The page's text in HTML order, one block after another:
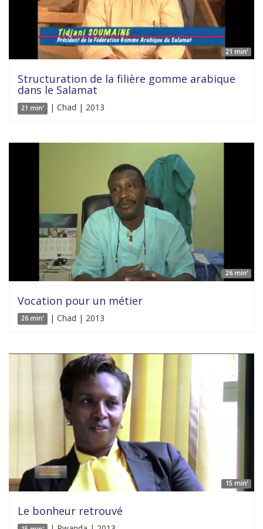
21 min'
Structuration de la filière gomme arabique
dans le Salamat
21 min' | Chad | 2013
26 min'
Vocation pour un métier
26 min' | Chad | 2013
15 min'
Le bonheur retrouvé